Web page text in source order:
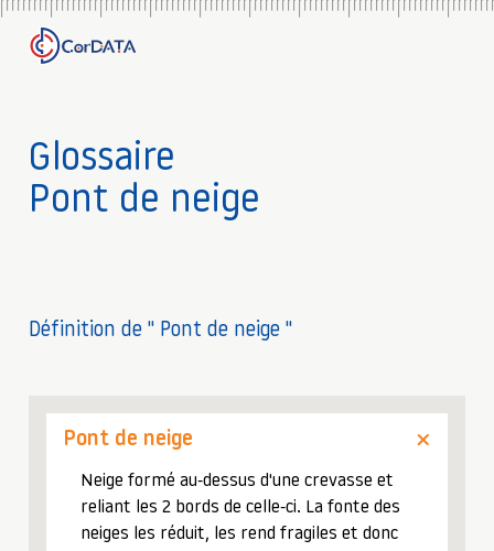
Glossaire
Pont de neige
Définition de " Pont de neige "
Pont de neige
Neige formé au-dessus d'une crevasse et
reliant les 2 bords de celle-ci. La fonte des
neiges les réduit, les rend fragiles et donc